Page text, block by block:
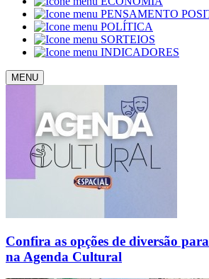
PENSAMENTO
POLÍTICA
SORTEIOS
INDICADORES
MENU
Confira as opções de diversão
na Agenda Cultural